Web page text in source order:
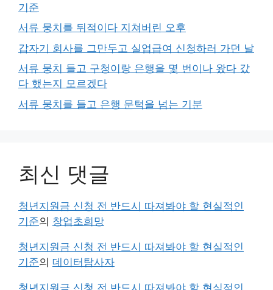
기준
서류 뭉치를 뒤적이다 지쳐버린 오후
갑자기 회사를 그만두고 실업급여 신청하러 가던 날
서류 뭉치 들고 구청이랑 은행을 몇 번이나 왔다 갔
다 했는지 모르겠다
서류 뭉치를 들고 은행 문턱을 넘는 기분
최신 댓글
청년지원금 신청 전 반드시 따져봐야 할 현실적인
기준의 창업초희망
청년지원금 신청 전 반드시 따져봐야 할 현실적인
기준의 데이터탐사자
청년지원금 신청 전 반드시 따져봐야 할 현실적인